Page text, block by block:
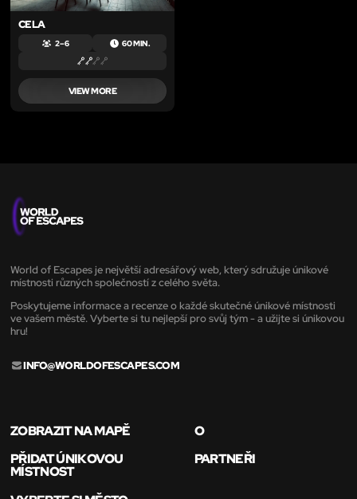
CELA
2 – 6 60 MIN.
VIEW MORE
World of Escapes je největší adresářový web, který sdružuje únikové
místnosti různých společností z celého světa.
Poskytujeme informace a recenze o každé skutečné únikové místnosti
ve vašem městě. Vyberte si tu nejlepší pro svůj tým - a užijte si únikovou
hru!
INFO@WORLDOFESCAPES.COM
ZOBRAZIT NA MAPĚ
O
PŘIDAT ÚNIKOVOU
MÍSTNOST
PARTNEŘI